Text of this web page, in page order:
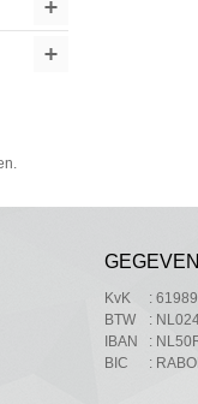
KvK
:
BTW
:
IBAN
:
BIC
: